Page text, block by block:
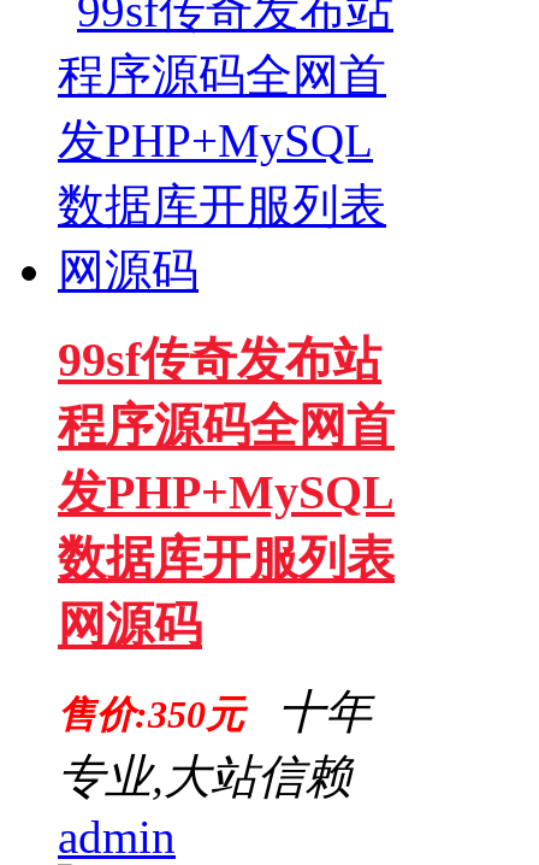
99sf传奇发布站
程序源码全网首
发PHP+MySQL
数据库开服列表
网源码
售价:350元
十年
专业,大站信赖
admin